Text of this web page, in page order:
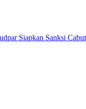
Siapkan Sanksi Cabut